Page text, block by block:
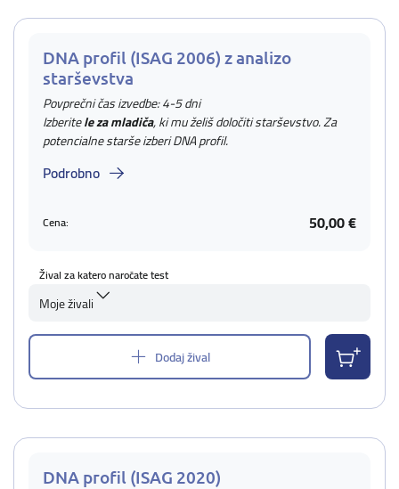
DNA profil (ISAG 2006) z analizo
starševstva
Povprečni čas izvedbe: 4-5 dni
Izberitele za mladiča, ki mu želiš določiti starševstvo. Za
potencialne starše izberi DNA profil.
Podrobno
Cena: 50,00 €
Žival za katero naročate test
Moje živali
Dodaj žival
DNA profil (ISAG 2020)